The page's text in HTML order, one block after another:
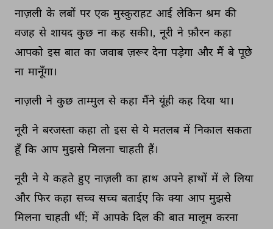
नाज़ली के लबों पर एक मुस्कुराहट आई लेकिन श्रम की
वजह से शायद कुछ ना कह सकी।, नूरी ने फ़ौरन कहा
आपको इस बात का जवाब ज़रूर देना पड़ेगा और मैं बे पूछे
ना मानूँगा।
नाज़ली ने कुछ ताम्मुल से कहा मैंने यूंही कह दिया था।
नूरी ने बरजस्ता कहा तो इस से ये मतलब में निकाल सकता
हूँ कि आप मुझसे मिलना चाहती हैं।
नूरी ने ये कहते हुए नाज़ली का हाथ अपने हाथों में ले लिया
और फिर कहा सच्च सच्च बताईए कि क्या आप मुझसे
मिलना चाहती थीं; में आपके दिल की बात मालूम करना